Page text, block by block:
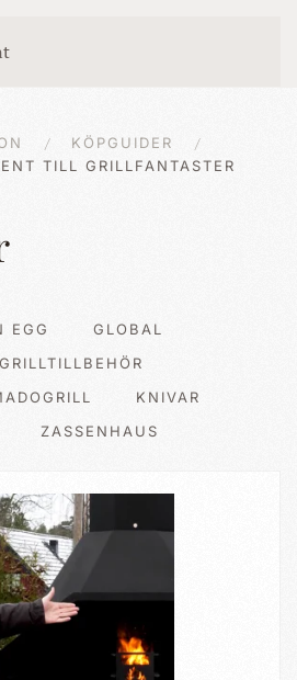
KÖPGUIDER
TILL GRILLFANTASTER
EGG
GLOBAL
GRILLTILLBEHÖR
KNIVAR
ZASSENHAUS